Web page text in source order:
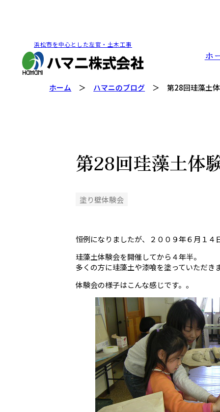
浜松市を中心とした左官・土木工事
ホ
ホーム ハマニのブログ 第28回珪藻土
第28回珪藻土体
塗り壁体験会
恒例になりましたが、２００９年６月１４
珪藻土体験会を開催してから４年半。
多くの方に珪藻土や漆喰を塗っていただ
体験会の様子はこんな感じです。。